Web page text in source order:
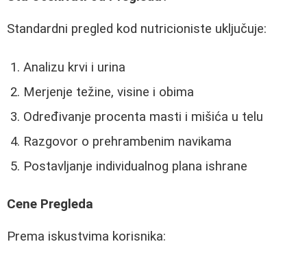
Standardni pregled kod nutricioniste uključuje:
Analizu krvi i urina
Merjenje težine, visine i obima
Određivanje procenta masti i mišića u telu
Razgovor o prehrambenim navikama
Postavljanje individualnog plana ishrane
Cene Pregleda
Prema iskustvima korisnika: